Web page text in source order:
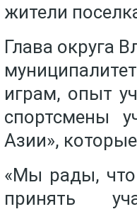
жители
Глава округа
играм, опыт
спортсмены
Азии»,
«Мы рады, что
принять